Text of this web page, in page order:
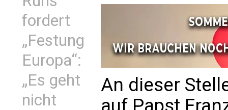
fordert
„Festung
Europa“:
„Es geht
nicht
An dieser